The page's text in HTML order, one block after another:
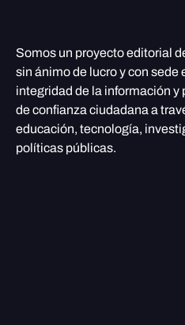
Somos un proyecto editorial
sin ánimo de lucro y con sede
integridad de la información y
de confianza ciudadana a
educación, tecnología,
políticas públicas.